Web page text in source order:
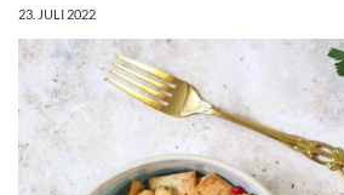
23. JULI 2022